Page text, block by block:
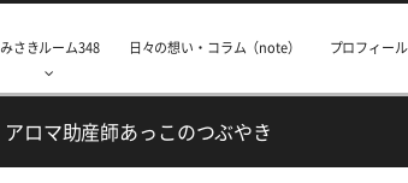
みさきルーム348 日々の想い・コラム（note） プロフィール
アロマ助産師あっこのつぶやき